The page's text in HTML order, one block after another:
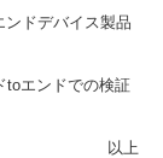
ンドデバイス製品
toエンドでの検証
以上